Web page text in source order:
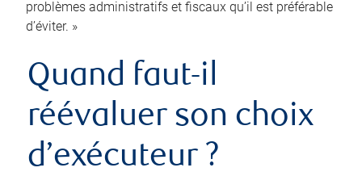
problèmes administratifs et fiscaux qu’il est préférable
d’éviter. »
Quand faut-il
réévaluer son choix
d’exécuteur ?